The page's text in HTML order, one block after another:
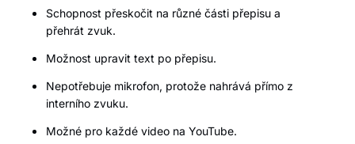
Schopnost přeskočit na různé části přepisu a
přehrát zvuk.
Možnost upravit text po přepisu.
Nepotřebuje mikrofon, protože nahrává přímo z
interního zvuku.
Možné pro každé video na YouTube.